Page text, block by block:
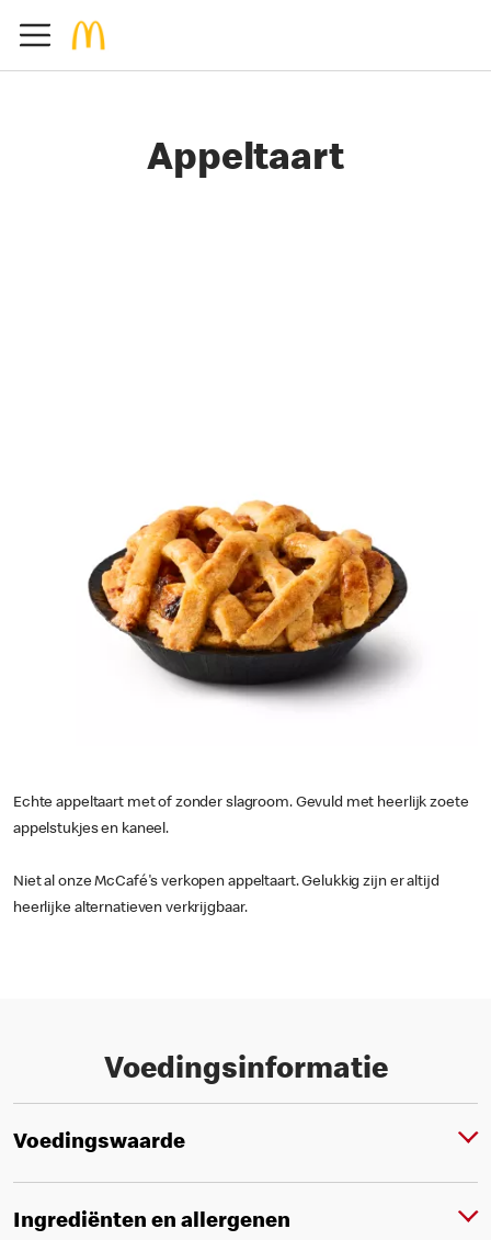
Appeltaart
Echte appeltaart met of zonder slagroom. Gevuld met heerlijk zoete
appelstukjes en kaneel.
Niet al onze McCafé's verkopen appeltaart. Gelukkig zijn er altijd
heerlijke alternatieven verkrijgbaar.
Voedingsinformatie
Voedingswaarde
Ingrediënten en allergenen